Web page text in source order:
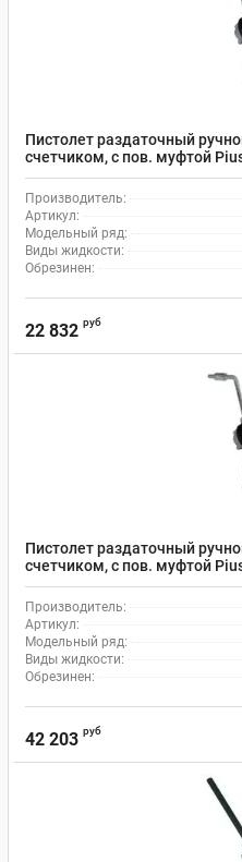
Пистолет раздаточный
cчетчиком, с пов. муфтой
spout HP F00984010
Производитель:
Артикул:
Модельный ряд:
Виды жидкости:
Обрезинен:
22 832 руб
Пистолет раздаточный
cчетчиком, с пов. муфтой
spout HP F00984000
Производитель:
Артикул:
Модельный ряд:
Виды жидкости:
Обрезинен:
42 203 руб